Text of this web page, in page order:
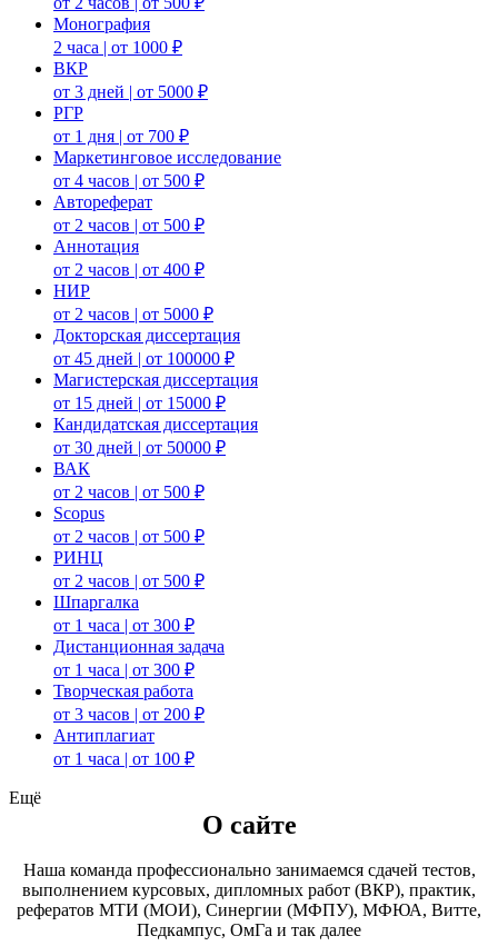
Монография
2 часа | от 1000 ₽
ВКР
от 3 дней | от 5000 ₽
РГР
от 1 дня | от 700 ₽
Маркетинговое исследование
от 4 часов | от 500 ₽
Автореферат
от 2 часов | от 500 ₽
Аннотация
от 2 часов | от 400 ₽
НИР
от 2 часов | от 5000 ₽
Докторская диссертация
от 45 дней | от 100000 ₽
Магистерская диссертация
от 15 дней | от 15000 ₽
Кандидатская диссертация
от 30 дней | от 50000 ₽
ВАК
от 2 часов | от 500 ₽
Scopus
от 2 часов | от 500 ₽
РИНЦ
от 2 часов | от 500 ₽
Шпаргалка
от 1 часа | от 300 ₽
Дистанционная задача
от 1 часа | от 300 ₽
Творческая работа
от 3 часов | от 200 ₽
Антиплагиат
от 1 часа | от 100 ₽
Ещё
О сайте
Наша команда профессионально занимаемся сдачей тестов,
выполнением курсовых, дипломных работ (ВКР), практик,
рефератов МТИ (МОИ), Синергии (МФПУ), МФЮА, Витте,
Педкампус, ОмГа и так далее